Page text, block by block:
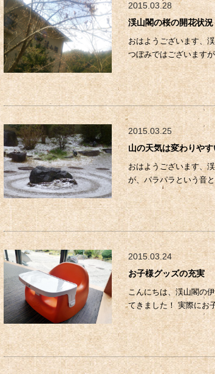
2015.03.28
渓山閣の桜の開花状
おはようございます、
つぼみではございます
2015.03.25
山の天気は変わりやす
おはようございます、
が、パラパラという音
2015.03.24
お子様グッズの充実
こんにちは、渓山閣の
てきました！ 実際にお